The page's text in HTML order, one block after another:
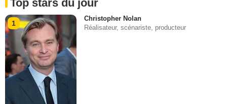
Top stars du jour
1
Christopher Nolan
Réalisateur, scénariste, producteur